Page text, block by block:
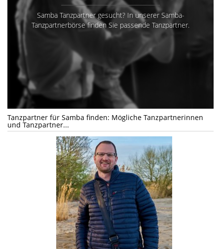
Samba Tanzpartner gesucht? In unserer Samba-
Tanzpartnerbörse finden Sie passende Tanzpartner.
Tanzpartner für Samba finden: Mögliche Tanzpartnerinnen
und Tanzpartner...